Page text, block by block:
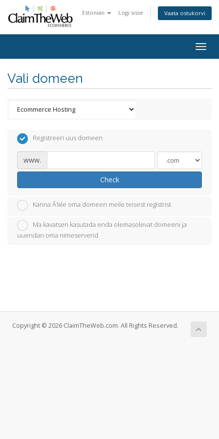
Estonian Logi sisse Vaata ostukorvi
Vali domeen
Registreeri uus domeen
www.
Check
Kanna Ã¼le oma domeen meile teisest registrist
Ma kavatsen kasutada enda olemasolevat domeeni ja
uuendan oma nimeserverid
Copyright © 2026 ClaimTheWeb.com. All Rights Reserved.